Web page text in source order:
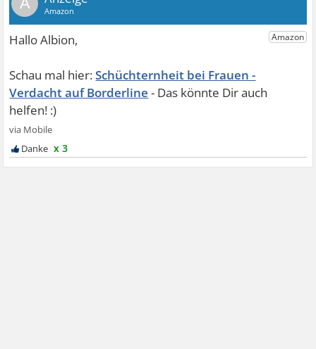
Schüchternheit bei Frauen -
Verdacht auf Borderline
x 3